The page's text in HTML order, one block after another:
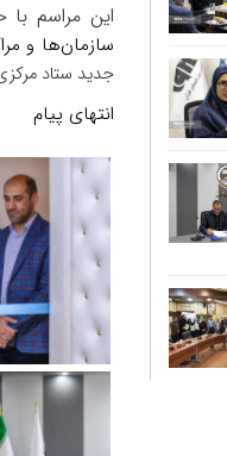
این مراسم
سازمان‌ها و
جدید ستاد
انتهای پیام